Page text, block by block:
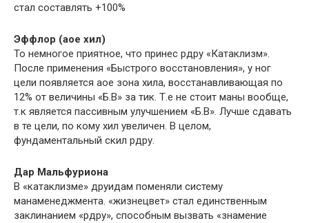
стал составлять +100%
Эффлор (аое хил)
То немногое приятное, что принес рдру «Катаклизм».
После применения «Быстрого восстановления», у ног
цели появляется аое зона хила, восстанавливающая по
12% от величины «Б.В» за тик. Т.е не стоит маны вообще,
т.к является пассивным улучшением «Б.В». Лучше сдавать
в те цели, по кому хил увеличен. В целом,
фундаментальный скил рдру.
Дар Мальфуриона
В «катаклизме» друидам поменяли систему
манаменеджмента. «жизнецвет» стал единственным
заклинанием «рдру», способным вызвать «знамение